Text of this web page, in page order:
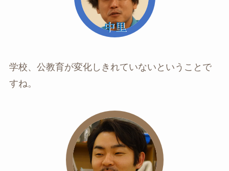
学校、公教育が変化しきれていないということで
すね。